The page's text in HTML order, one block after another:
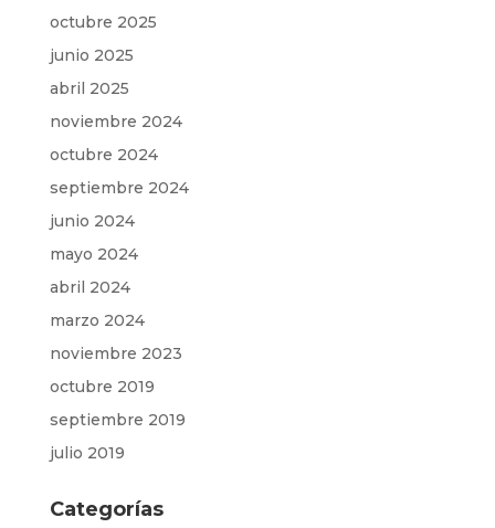
octubre 2025
junio 2025
abril 2025
noviembre 2024
octubre 2024
septiembre 2024
junio 2024
mayo 2024
abril 2024
marzo 2024
noviembre 2023
octubre 2019
septiembre 2019
julio 2019
Categorías